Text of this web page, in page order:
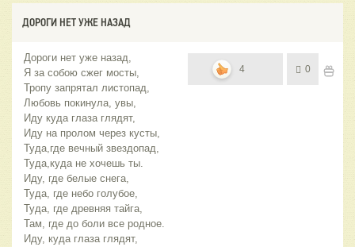
ДОРОГИ НЕТ УЖЕ НАЗАД
Дороги нет уже назад,
Я за собою сжег мосты,
Тропу запрятал листопад,
Любовь покинула, увы,
Иду куда глаза глядят,
Иду на пролом через кусты,
Туда,где вечный звездопад,
Туда,куда не хочешь ты.
Иду, где белые снега,
Туда, где небо голубое,
Туда, где древняя тайга,
Там, где до боли все родное.
Иду, куда глаза глядят,
4 0